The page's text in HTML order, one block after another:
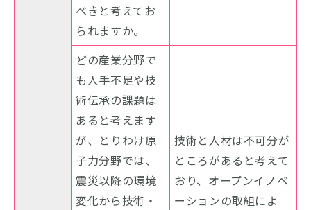
べきと考えてお
られますか。
どの産業分野で
も人手不足や技
術伝承の課題は
あると考えます
が、とりわけ原
子力分野では、
震災以降の環境
変化から技術・
技術と人材は不可分が
ところがあると考えて
おり、オープンイノベ
ーションの取組によ